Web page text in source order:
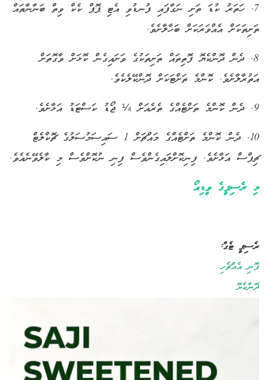
7. ހަތަރު ކުޑަ ތަށި ނަގާފައި ފުނޑުވި އެޓި ޕޮޕް ކެކް ވިތް ބަނާނާތައް
ތަށިތަކަށް އެއްވަރަކަށް ބަހާލާށެވެ.
8. ދެން ދޮންކެޔޮ ފޮތިތައް ތަށިތަކުގެ ވަށައިގެން ކޮޅަށް ވާގޮތަށް
އަތުރާލާށެވެ. ކޮންމެ ތަށްޓަކަށް ދޮންކޭލެކެވެ.
9. ދެން ކޮންމެ ތަށްޓެއްގެ ތެރެއަށް ¼ ޖޯޑު ކަސްޓަޑު އަޅާށެވެ.
10. ދެން ކޮންމެ ތަށްޓެއްގެ މައްޗަށް 1 ސައިސަމުސަލުގެ ޗޮކްލެޓް
ޗިޕްސް އަޅާށެވެ. ފިނިކޮށްލައިގެންވެސް ފިނި ނުކޮށްވެސް މި ކާލެވޭނެއެވެ.
މި ރެސިޕީގެ ވީޑިއޯ
ރެސިޕީ ޓެގް:
ފޮނި އެއްޗެހި
ދޮންކެޔޮ